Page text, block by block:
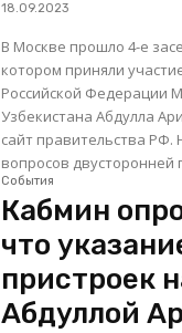
18.09.2023
В Москве прошло 4-е
котором приняли
Российской Федерации
Узбекистана Абдулла
сайт правительства РФ. На заседании был рассмотрен ряд
вопросов двусторонней
События
Кабмин
что
пристроек
Абдуллой